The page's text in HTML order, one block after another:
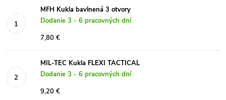
MFH Kukla bavlnená 3 otvory
Dodanie 3 - 6 pracovných dní
7,80 €
MIL-TEC Kukla FLEXI TACTICAL
Dodanie 3 - 6 pracovných dní
9,20 €